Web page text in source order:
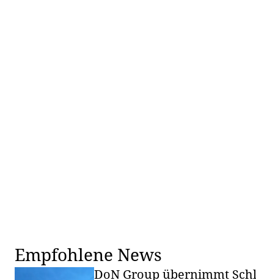
Empfohlene News
DoN Group übernimmt